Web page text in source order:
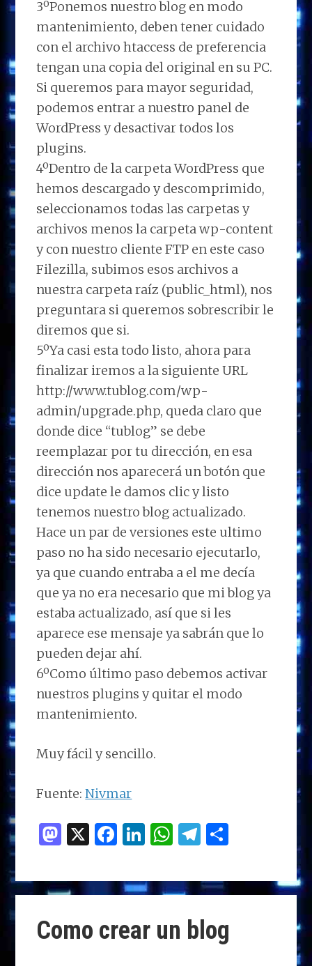
3ºPonemos nuestro blog en modo
mantenimiento, deben tener cuidado
con el archivo htaccess de preferencia
tengan una copia del original en su PC.
Si queremos para mayor seguridad,
podemos entrar a nuestro panel de
WordPress y desactivar todos los
plugins.
4ºDentro de la carpeta WordPress que
hemos descargado y descomprimido,
seleccionamos todas las carpetas y
archivos menos la carpeta wp-content
y con nuestro cliente FTP en este caso
Filezilla, subimos esos archivos a
nuestra carpeta raíz (public_html), nos
preguntara si queremos sobrescribir le
diremos que si.
5ºYa casi esta todo listo, ahora para
finalizar iremos a la siguiente URL
http://www.tublog.com/wp-
admin/upgrade.php, queda claro que
donde dice “tublog” se debe
reemplazar por tu dirección, en esa
dirección nos aparecerá un botón que
dice update le damos clic y listo
tenemos nuestro blog actualizado.
Hace un par de versiones este ultimo
paso no ha sido necesario ejecutarlo,
ya que cuando entraba a el me decía
que ya no era necesario que mi blog ya
estaba actualizado, así que si les
aparece ese mensaje ya sabrán que lo
pueden dejar ahí.
6ºComo último paso debemos activar
nuestros plugins y quitar el modo
mantenimiento.
Muy fácil y sencillo.
Fuente:Nivmar
M
to
d
o
n
X F
ce
b
o
o
Li
k
e
dI
n
W
at
s
A
p
T
e
g
ra
m
m
p
Como crear un blog